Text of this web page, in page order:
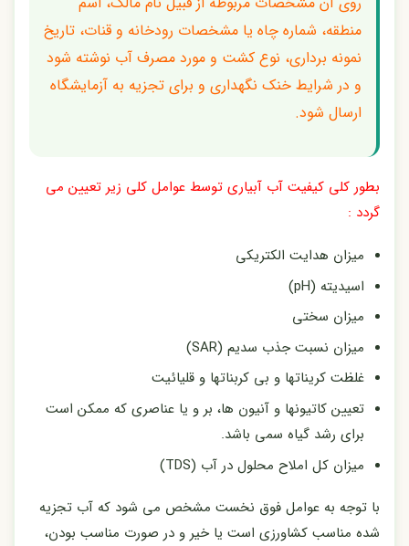
منطقه، شماره چاه یا مشخصات رودخانه و قنات، تاریخ
نمونه برداری، نوع کشت و مورد مصرف آب نوشته شود
و در شرایط خنک نگهداری و برای تجزیه به آزمایشگاه
ارسال شود.
بطور کلی کیفیت آب آبیاری توسط عوامل کلی زیر تعیین می
گردد :
میزان هدایت الکتریکی
اسیدیته (pH)
میزان سختی
میزان نسبت جذب سدیم (SAR)
غلظت کریناتها و بی کربناتها و قلیائیت
تعیین کاتیونها و آنیون ها، بر و یا عناصری که ممکن است
برای رشد گیاه سمی باشد.
میزان کل املاح محلول در آب (TDS)
با توجه به عوامل فوق نخست مشخص می شود که آب تجزیه
شده مناسب کشاورزی است یا خیر و در صورت مناسب بودن،